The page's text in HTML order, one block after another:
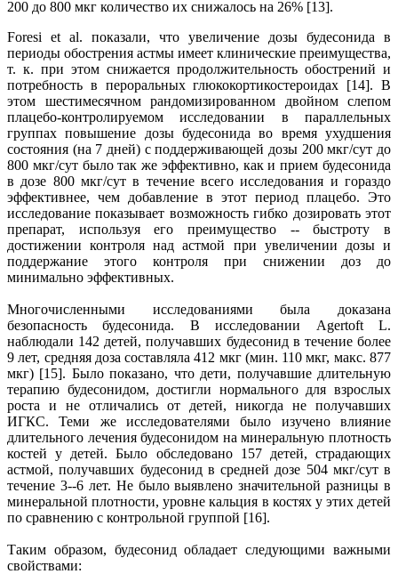
200 до 800 мкг количество их снижалось на 26% [13].
Foresi et al. показали, что увеличение дозы будесонида в
периоды обострения астмы имеет клинические преимущества,
т. к. при этом снижается продолжительность обострений и
потребность в пероральных глюкокортикостероидах [14]. В
этом шестимесячном рандомизированном двойном слепом
плацебо-контролируемом исследовании в параллельных
группах повышение дозы будесонида во время ухудшения
состояния (на 7 дней) с поддерживающей дозы 200 мкг/сут до
800 мкг/сут было так же эффективно, как и прием будесонида
в дозе 800 мкг/сут в течение всего исследования и гораздо
эффективнее, чем добавление в этот период плацебо. Это
исследование показывает возможность гибко дозировать этот
препарат, используя его преимущество -- быстроту в
достижении контроля над астмой при увеличении дозы и
поддержание этого контроля при снижении доз до
минимально эффективных.
Многочисленными исследованиями была доказана
безопасность будесонида. В исследовании Agertoft L.
наблюдали 142 детей, получавших будесонид в течение более
9 лет, средняя доза составляла 412 мкг (мин. 110 мкг, макс. 877
мкг) [15]. Было показано, что дети, получавшие длительную
терапию будесонидом, достигли нормального для взрослых
роста и не отличались от детей, никогда не получавших
ИГКС. Теми же исследователями было изучено влияние
длительного лечения будесонидом на минеральную плотность
костей у детей. Было обследовано 157 детей, страдающих
астмой, получавших будесонид в средней дозе 504 мкг/сут в
течение 3--6 лет. Не было выявлено значительной разницы в
минеральной плотности, уровне кальция в костях у этих детей
по сравнению с контрольной группой [16].
Таким образом, будесонид обладает следующими важными
свойствами: